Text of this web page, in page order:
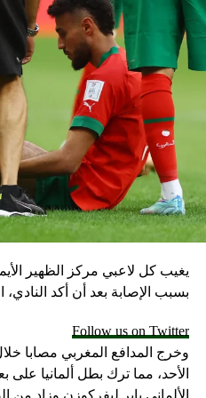
RELATED TOPICS:
UP
يمشي وحيدا”.. ليفربول يصل
تاريخية على برشلونة
DON'T MISS
هو؟
يغيب كل لاعبي مركز الظهير
بسبب الإصابة بعد أن أكد النادي،
Follow us on Twitter
الألماني باير ليفركوزن وزاد من